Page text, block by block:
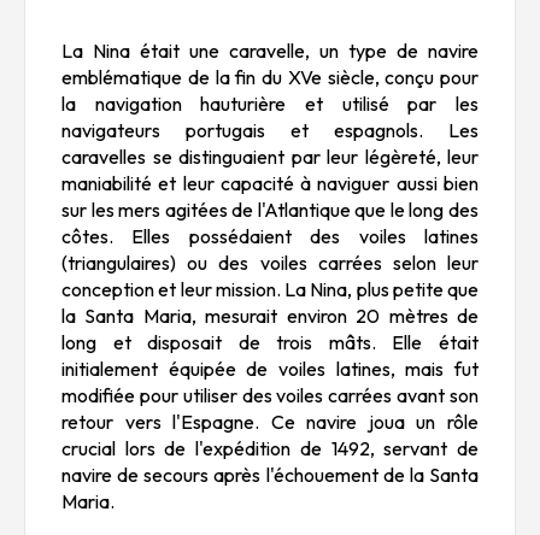
La Nina était une caravelle, un type de navire
emblématique de la fin du XVe siècle, conçu pour
la navigation hauturière et utilisé par les
navigateurs portugais et espagnols. Les
caravelles se distinguaient par leur légèreté, leur
maniabilité et leur capacité à naviguer aussi bien
sur les mers agitées de l'Atlantique que le long des
côtes. Elles possédaient des voiles latines
(triangulaires) ou des voiles carrées selon leur
conception et leur mission. La Nina, plus petite que
la Santa Maria, mesurait environ 20 mètres de
long et disposait de trois mâts. Elle était
initialement équipée de voiles latines, mais fut
modifiée pour utiliser des voiles carrées avant son
retour vers l'Espagne. Ce navire joua un rôle
crucial lors de l'expédition de 1492, servant de
navire de secours après l'échouement de la Santa
Maria.